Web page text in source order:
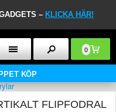
– KLICKA HÄR!
0
KÖP
FLIPFODRAL